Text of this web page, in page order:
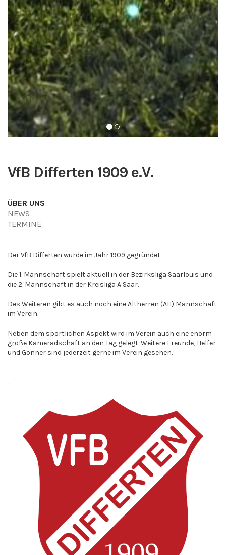
VfB Differten 1909 e.V.
ÜBER UNS
NEWS
TERMINE
Der VfB Differten wurde im Jahr 1909 gegründet.
Die 1. Mannschaft spielt aktuell in der Bezirksliga Saarlouis und
die 2. Mannschaft in der Kreisliga A Saar.
Des Weiteren gibt es auch noch eine Altherren (AH) Mannschaft
im Verein.
Neben dem sportlichen Aspekt wird im Verein auch eine enorm
große Kameradschaft an den Tag gelegt. Weitere Freunde, Helfer
und Gönner sind jederzeit gerne im Verein gesehen.